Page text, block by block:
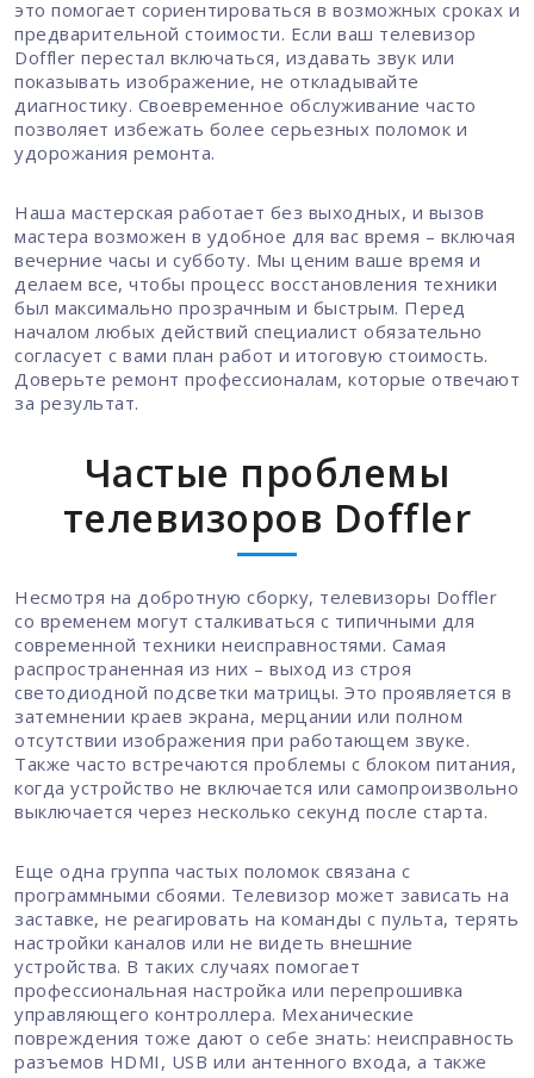
это помогает сориентироваться в возможных сроках и
предварительной стоимости. Если ваш телевизор
Doffler перестал включаться, издавать звук или
показывать изображение, не откладывайте
диагностику. Своевременное обслуживание часто
позволяет избежать более серьезных поломок и
удорожания ремонта.
Наша мастерская работает без выходных, и вызов
мастера возможен в удобное для вас время – включая
вечерние часы и субботу. Мы ценим ваше время и
делаем все, чтобы процесс восстановления техники
был максимально прозрачным и быстрым. Перед
началом любых действий специалист обязательно
согласует с вами план работ и итоговую стоимость.
Доверьте ремонт профессионалам, которые отвечают
за результат.
Частые проблемы
телевизоров Doffler
Несмотря на добротную сборку, телевизоры Doffler
со временем могут сталкиваться с типичными для
современной техники неисправностями. Самая
распространенная из них – выход из строя
светодиодной подсветки матрицы. Это проявляется в
затемнении краев экрана, мерцании или полном
отсутствии изображения при работающем звуке.
Также часто встречаются проблемы с блоком питания,
когда устройство не включается или самопроизвольно
выключается через несколько секунд после старта.
Еще одна группа частых поломок связана с
программными сбоями. Телевизор может зависать на
заставке, не реагировать на команды с пульта, терять
настройки каналов или не видеть внешние
устройства. В таких случаях помогает
профессиональная настройка или перепрошивка
управляющего контроллера. Механические
повреждения тоже дают о себе знать: неисправность
разъемов HDMI, USB или антенного входа, а также